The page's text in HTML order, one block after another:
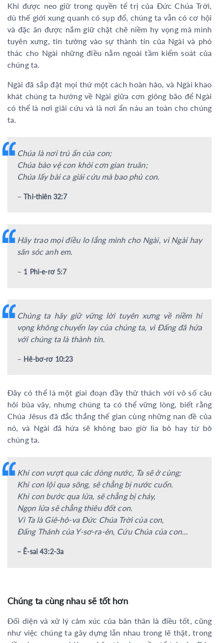
Khi được neo giữ trong quyền tể trị của Đức Chúa Trời,
dù thế giới xung quanh có sụp đổ, chúng ta vẫn có cơ hội
và đặc ân được nắm giữ chặt chẽ niềm hy vọng mà mình
tuyên xưng, tin tưởng vào sự thành tín của Ngài và phó
thác cho Ngài những điều nằm ngoài tầm kiểm soát của
chúng ta.
Ngài đã sắp đặt mọi thứ một cách hoàn hảo, và Ngài khao
khát chúng ta hướng về Ngài giữa cơn giông bão để Ngài
có thể là nơi giải cứu và là nơi ẩn náu an toàn cho chúng
ta.
Chúa là nơi trú ẩn của con;
Chúa bảo vệ con khỏi cơn gian truân;
Chúa lấy bài ca giải cứu mà bao phủ con.
–Thi-thiên 32:7
Hãy trao mọi điều lo lắng mình cho Ngài, vì Ngài hay
săn sóc anh em.
– 1 Phi-e-rơ 5:7
Chúng ta hãy giữ vững lời tuyên xưng về niềm hi
vọng không chuyển lay của chúng ta, vì Đấng đã hứa
với chúng ta là thành tín.
– Hê-bơ-rơ 10:23
Đây có thể là một giai đoạn đầy thử thách với vô số câu
hỏi bủa vây, nhưng chúng ta có thể vững lòng, biết rằng
Chúa Jêsus đã đắc thắng thế gian cùng những nan đề của
nó, và Ngài đã hứa sẽ không bao giờ lìa bỏ hay từ bỏ
chúng ta.
Khi con vượt qua các dòng nước, Ta sẽ ở cùng;
Khi con lội qua sông, sẽ chẳng bị nước cuốn.
Khi con bước qua lửa, sẽ chẳng bị cháy,
Ngọn lửa sẽ chẳng thiêu đốt con.
Vì Ta là Giê-hô-va Đức Chúa Trời của con,
Đấng Thánh của Y-sơ-ra-ên, Cứu Chúa của con…
– Ê-sai 43:2-3a
Chúng ta cùng nhau sẽ tốt hơn
Đối diện và xử lý cảm xúc của bản thân là điều tốt, cũng
như việc chúng ta gây dựng lẫn nhau trong lẽ thật, trong